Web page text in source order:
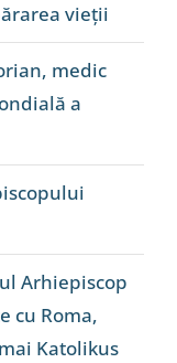
vieții
medic
a
Arhiepiscop
cu Roma,
Katolikus